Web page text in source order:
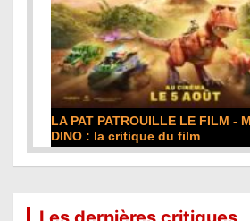
DE LA COMÉDIE-FRANÇAISE :
film